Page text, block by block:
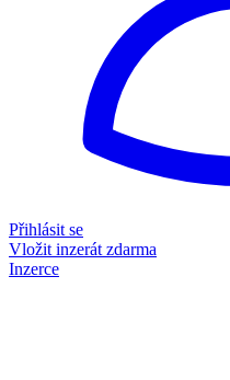
Přihlásit se
Vložit inzerát zdarma
Inzerce